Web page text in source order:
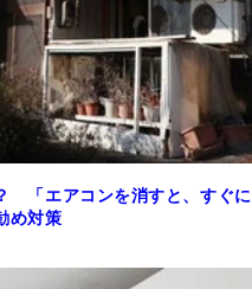
「エアコンを消すと、すぐに
め対策